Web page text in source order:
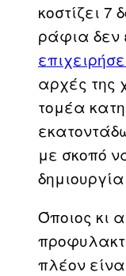
κοστίζει
ράφια δεν
αρχές της
τομέα
με σκοπό
Όποιος κι
πλέον